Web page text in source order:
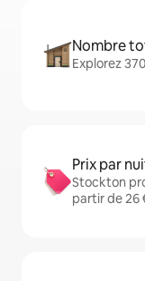
Nombre
Explorez
Prix par
Stockton
partir de 26